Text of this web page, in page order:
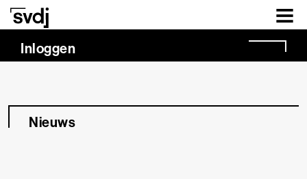
Naar hoofdinhoud
Inloggen
Nieuws